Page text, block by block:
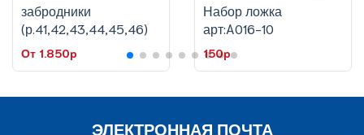
забродники
(р.41,42,43,44,45,46)
От 1.850p
Набор ложка
арт:A016-10
150p
ЭЛЕКТРОННАЯ ПОЧТА